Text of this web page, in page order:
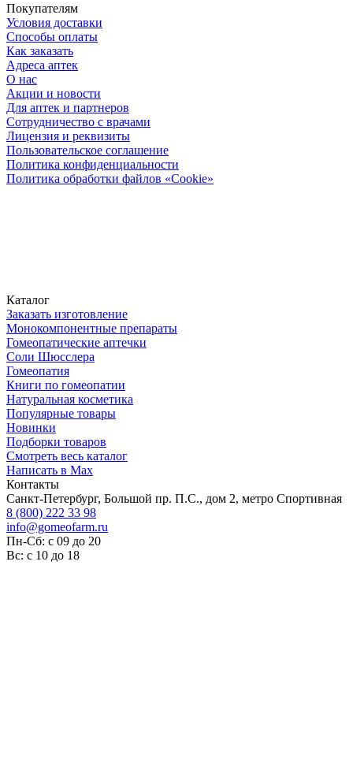
Покупателям
Условия доставки
Способы оплаты
Как заказать
Адреса аптек
О нас
Акции и новости
Для аптек и партнеров
Сотрудничество с врачами
Лицензия и реквизиты
Пользовательское соглашение
Политика конфиденциальности
Политика обработки файлов «Cookie»
Каталог
Заказать изготовление
Монокомпонентные препараты
Гомеопатические аптечки
Соли Шюсслера
Гомеопатия
Книги по гомеопатии
Натуральная косметика
Популярные товары
Новинки
Подборки товаров
Смотреть весь каталог
Написать в Max
Контакты
Санкт-Петербург, Большой пр. П.С., дом 2, метро Спортивная
8 (800) 222 33 98
info@gomeofarm.ru
Пн-Сб: с 09 до 20
Вс: с 10 до 18